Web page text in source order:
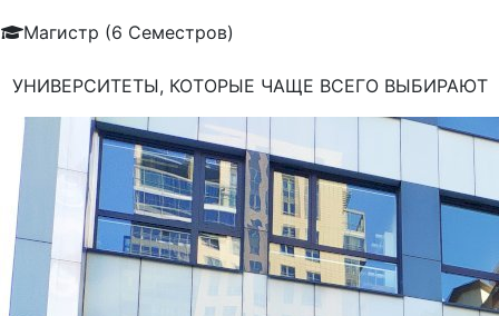
Магистр (6 Семестров)
УНИВЕРСИТЕТЫ, КОТОРЫЕ ЧАЩЕ ВСЕГО ВЫБИРАЮТ